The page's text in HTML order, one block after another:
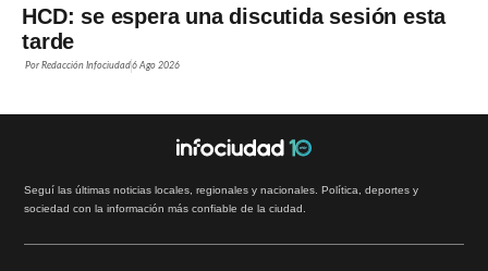
HCD: se espera una discutida sesión esta
tarde
PorRedacción Infociudad6 Ago 2026
Seguí las últimas noticias locales, regionales y nacionales. Política, deportes y
sociedad con la información más confiable de la ciudad.